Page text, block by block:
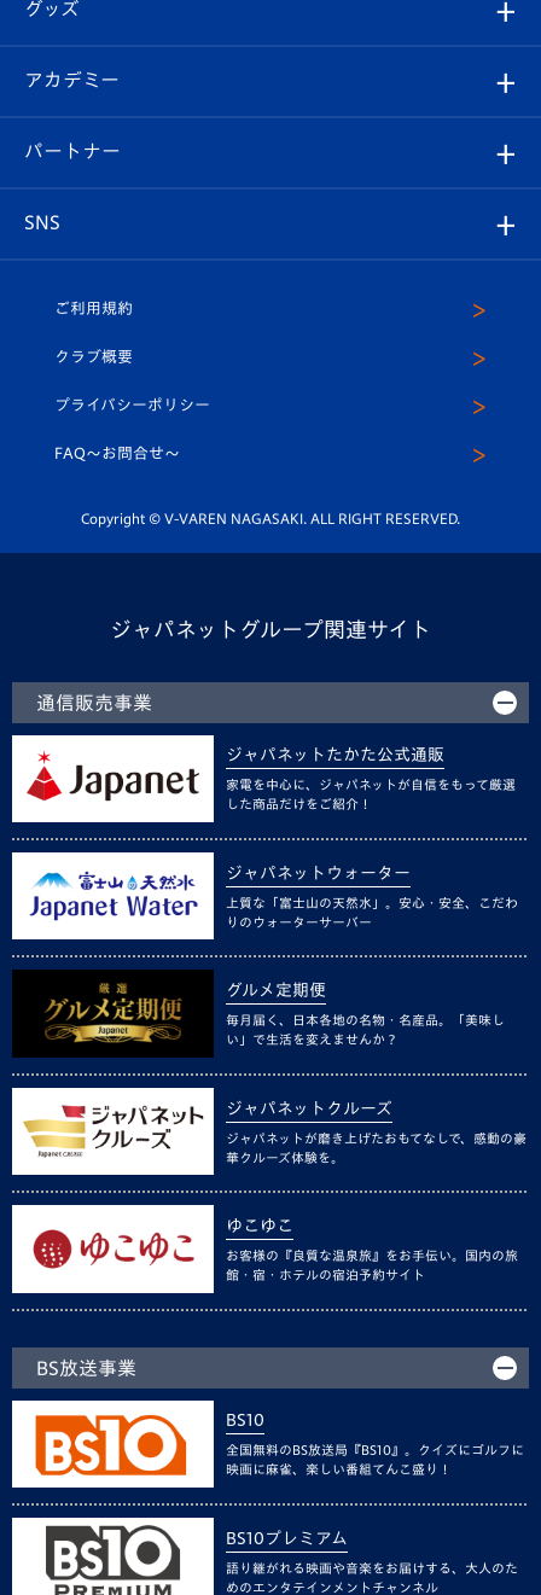
チケット
イベント
メディア
ホームタウン
スタッフプロフィール
マスコット紹介
平和祈念活動
ホームタウン活動
Revive Team
ヴィヴィくんの長崎おもてなしガイド
フォトギャラリー
スタジアムグルメ
V-LOVERS（ファンクラブ）
プレイヤーズスイート
グッズ
オンラインショップ
店舗情報
アカデミー
育成からのお知らせ
U-18
スクール
パートナー
SNS
ヴィヴィくんインスタグラム
公式LINE＠
ご利用規約
クラブ概要
プライバシーポリシー
FAQ〜お問合せ〜
Copyright © V-VAREN NAGASAKI. ALL RIGHT RESERVED.
ジャパネットグループ関連サイト
通信販売事業
ジャパネットたかた公式通販
家電を中心に、ジャパネットが自信をもって厳選
した商品だけをご紹介！
ジャパネットウォーター
上質な「富士山の天然水」。安心・安全、こだわ
りのウォーターサーバー
グルメ定期便
毎月届く、日本各地の名物・名産品。「美味し
い」で生活を変えませんか？
ジャパネットクルーズ
ジャパネットが磨き上げたおもてなしで、感動の豪
華クルーズ体験を。
ゆこゆこ
お客様の『良質な温泉旅』をお手伝い。国内の旅
館・宿・ホテルの宿泊予約サイト
BS放送事業
BS10
全国無料のBS放送局『BS10』。クイズにゴルフに
映画に麻雀、楽しい番組てんこ盛り！
BS10プレミアム
語り継がれる映画や音楽をお届けする、大人のた
めのエンタテインメントチャンネル